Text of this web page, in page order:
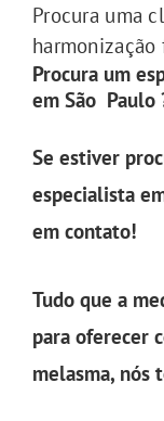
Procura uma
harmonização
Procura um
em São Paulo
Se estiver
especialista
em contato!
Tudo que a
para oferecer
melasma, nós